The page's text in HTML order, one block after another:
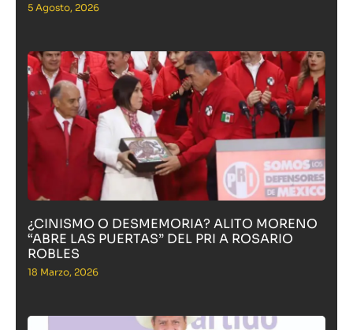
5 Agosto, 2026
¿CINISMO O DESMEMORIA? ALITO MORENO
“ABRE LAS PUERTAS” DEL PRI A ROSARIO
ROBLES
18 Marzo, 2026